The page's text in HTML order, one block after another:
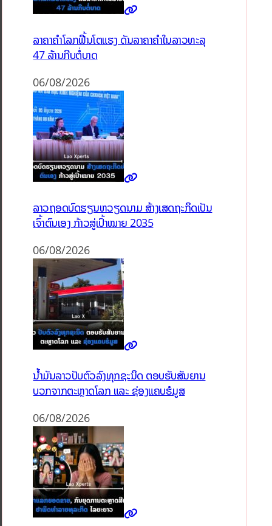
ລາຄາຄຳໂລກຟື້ນໂຕແຮງ ດັນລາຄາຄຳໃນລາວທະລຸ
47 ລ້ານກີບຕໍ່ບາດ
06/08/2026
ລາວຖອດບົດຮຽນຫວຽດນາມ ສ້າງເສດຖະກິດເປັນ
ເຈົ້າຕົນເອງ ກ້າວສູ່ເປົ້າໝາຍ 2035
06/08/2026
ນໍ້າມັນລາວປັບຕົວລົງທຸກຊະນິດ ຕອບຮັບສັນຍານ
ບວກຈາກຕະຫຼາດໂລກ ແລະ ຊ່ອງແຄບຮໍມູສ
06/08/2026